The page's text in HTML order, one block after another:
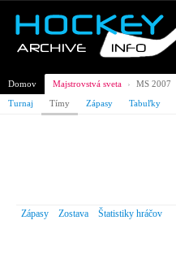
Domov Majstrovstvá sveta › MS 2007
Turnaj
Tímy Zápasy Tabuľky
Zápasy Zostava Štatistiky hráčov